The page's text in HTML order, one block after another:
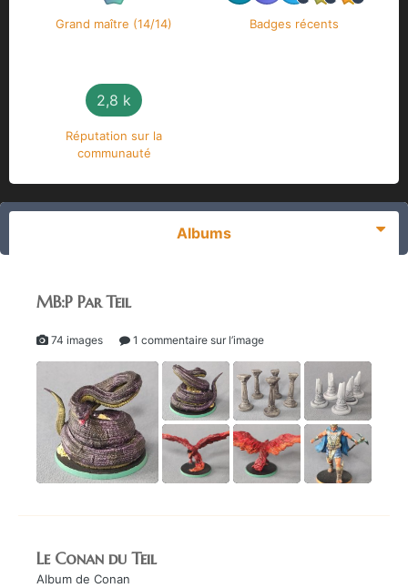
Grand maître (14/14) Badges récents
2,8 k
Réputation sur la
communauté
Albums
MB:P Par Teil
74 images 1 commentaire sur l’image
Le Conan du Teil
Album de Conan